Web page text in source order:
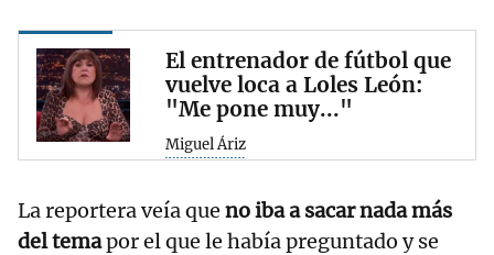
El entrenador de fútbol que
vuelve loca a Loles León:
"Me pone muy..."
Miguel Áriz
La reportera veía que no iba a sacar nada más
del temapor el que le había preguntado y se